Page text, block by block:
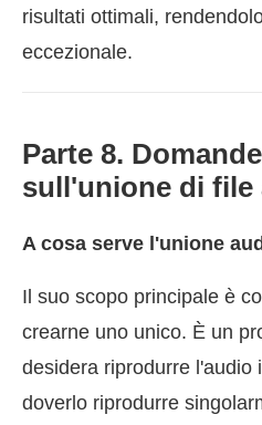
risultati ottimali,
eccezionale.
Parte 8.
sull'unione di file
A cosa serve l'unione
Il suo scopo principale è
crearne uno unico. È un
desidera riprodurre l'audio
doverlo riprodurre